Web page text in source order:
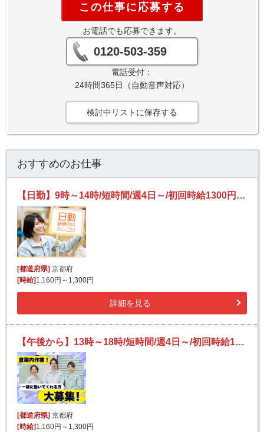
この仕事に応募する
お電話でも応募できます。
0120-503-359
電話受付：
24時間365日（自動音声対応）
検討中リストに保存する
おすすめのお仕事
【日勤】9時～14時/短時間/週4日～/初回時給1300円★/残業ほぼナシ♪/チラシやポスター等の検品・梱包等
[都道府県]京都府
[時給]1,160円～1,300円
詳細を見る
【午後から】13時～18時/短時間/週4日～/初回時給1300円★/残業ほぼナシ♪/チラシやポスター等の検品・梱包等
[都道府県] 京都府
[時給] 1,160円～1,300円